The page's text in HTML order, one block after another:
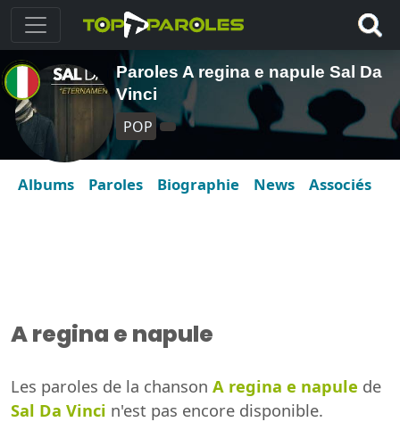
Paroles A regina e napule Sal Da
Vinci
POP
Albums Paroles Biographie News Associés
A regina e napule
Les paroles de la chanson A regina e napule de
Sal Da Vinci n'est pas encore disponible.